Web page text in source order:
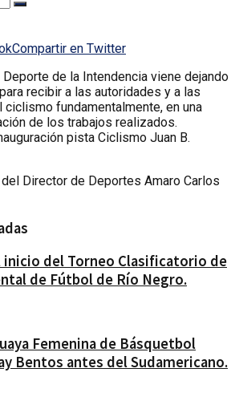
Compartir en Twitter
de la Intendencia viene dejando
recibir a las autoridades y a las
fundamentalmente, en una
de los trabajos realizados.
pista Ciclismo Juan B.
Director de Deportes Amaro Carlos
del Torneo Clasificatorio de
de Fútbol de Río Negro.
Femenina de Básquetbol
Bentos antes del Sudamericano.